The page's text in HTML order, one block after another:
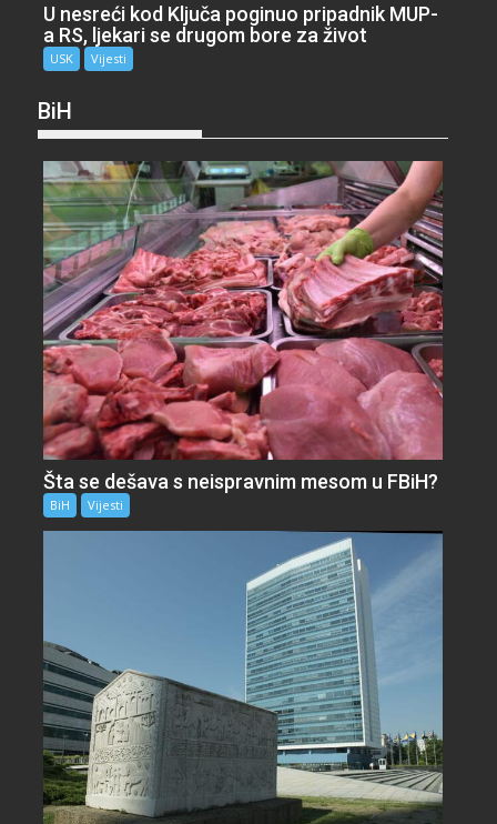
U nesreći kod Ključa poginuo pripadnik MUP-
a RS, ljekari se drugom bore za život
USK Vijesti
BiH
Šta se dešava s neispravnim mesom u FBiH?
BiH Vijesti